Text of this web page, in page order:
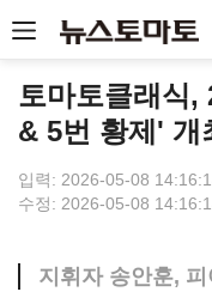
토마토클래식,
& 5번 황제' 개
입력: 2026-05-08
수정: 2026-05-08
지휘자 송안훈,